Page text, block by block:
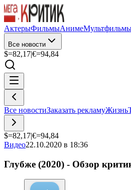
АктерыФильмыАниме
Все новости
$=82,17|€=94,84
Все новостиЗаказать рекламуЖизнь
$=82,17|€=94,84
Видео22.10.2020 в 18:36
Глубже (2020) - Обзор